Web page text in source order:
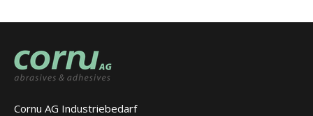
Cornu AG Industriebedarf